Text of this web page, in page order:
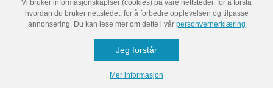
Helseleksikon
Vi bruker informasjonskaplser (cookies) på våre nettsteder, for å forstå
hvordan du bruker nettstedet, for å forbedre opplevelsen og tilpasse
annonsering. Du kan lese mer om dette i vår personvernerklæring
Jeg forstår
Mer informasjon